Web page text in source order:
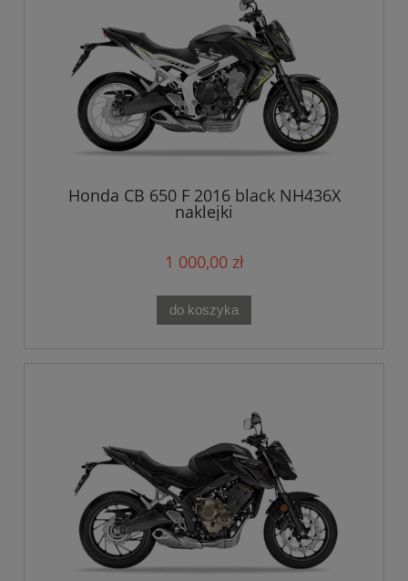
Honda CB 650 F 2016 black NH436X
naklejki
1 000,00 zł
do koszyka